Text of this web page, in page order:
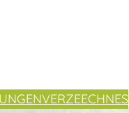
VERZEECHNES